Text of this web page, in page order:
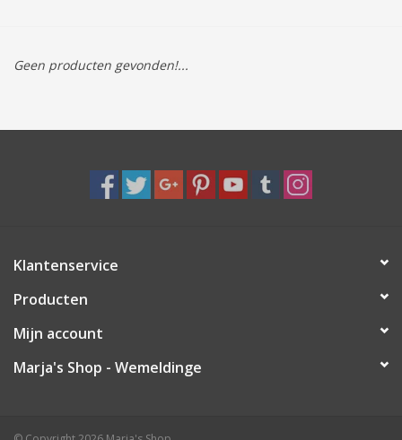
Tassen/Portemonnee
Boeken
Speelgoed & hobby
Cadeau & feest
Contact/Locatie
Geen producten gevonden!...
Klantenservice
Producten
Mijn account
Marja's Shop - Wemeldinge